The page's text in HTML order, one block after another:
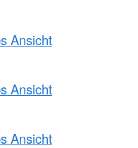
Ansicht
Ansicht
Ansicht